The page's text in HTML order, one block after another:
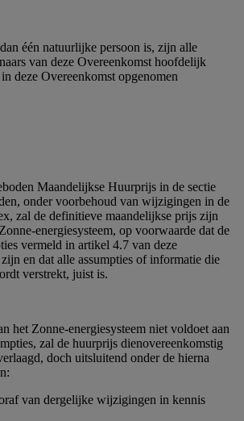
één natuurlijke persoon is, zijn alle
van deze Overeenkomst hoofdelijk
deze Overeenkomst opgenomen
Maandelijkse Huurprijs in de sectie
onder voorbehoud van wijzigingen in de
zal de definitieve maandelijkse prijs zijn
energiesysteem, op voorwaarde dat de
vermeld in artikel 4.7 van deze
en dat alle assumpties of informatie die
verstrekt, juist is.
het Zonne-energiesysteem niet voldoet aan
zal de huurprijs dienovereenkomstig
doch uitsluitend onder de hierna
van dergelijke wijzigingen in kennis